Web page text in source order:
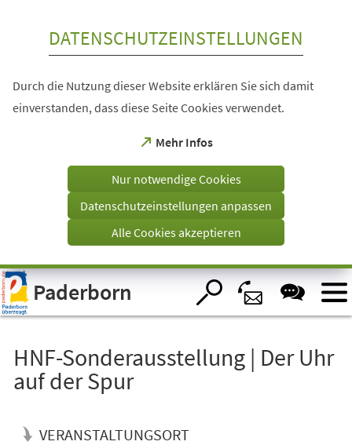
Visuelle
Assistenzsoftware
öffnen.
DATENSCHUTZEINSTELLUNGEN
Durch die Nutzung dieser Website erklären Sie sich damit
einverstanden, dass diese Seite Cookies verwendet.
Mehr Infos
(Öffnet
einem
Tab)
Nur notwendige Cookies
Datenschutzeinstellungen anpassen
Alle Cookies akzeptieren
Paderborn
HNF-Sonderausstellung | Der Uhr
auf der Spur
VERANSTALTUNGSORT